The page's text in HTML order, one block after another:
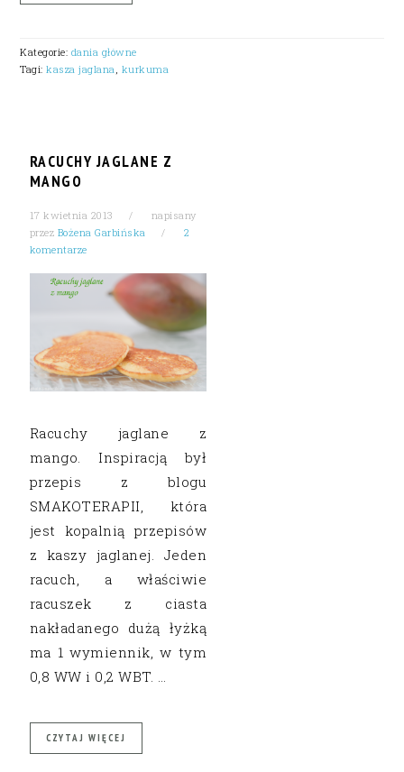
Kategorie: dania główne
Tagi:kasza jaglana, kurkuma
RACUCHY JAGLANE Z
MANGO
17 kwietnia 2013
napisany
przez Bożena Garbińska
2
komentarze
Racuchy jaglane z
mango. Inspiracją był
przepis z blogu
SMAKOTERAPII, która
jest kopalnią przepisów
z kaszy jaglanej. Jeden
racuch, a właściwie
racuszek z ciasta
nakładanego dużą łyżką
ma 1 wymiennik, w tym
0,8 WW i 0,2 WBT. …
CZYTAJ WIĘCEJ